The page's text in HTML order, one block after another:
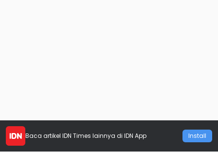
Baca artikel IDN Times lainnya di IDN App Install